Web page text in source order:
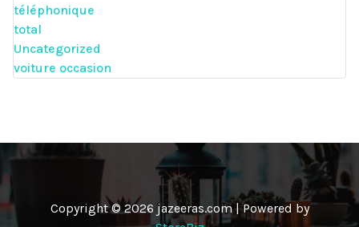
téléphonique
total
Uncategorized
voiture occasion
Copyright © 2026 jazeeras.com | Powered by